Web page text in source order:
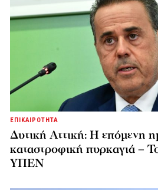
ΕΠΙΚΑΙΡΟΤΗΤΑ
Δυτική Αττική: Η επόμενη
καταστροφική πυρκαγιά –
ΥΠΕΝ